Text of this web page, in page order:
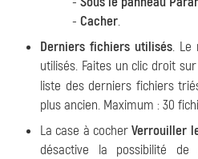
- Cacher.
Derniers fichiers utilisés. Le
utilisés. Faites un clic droit
liste des derniers fichiers
plus ancien. Maximum : 30
La case à cocherVerrouiller
désactive la possibilité de